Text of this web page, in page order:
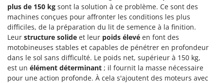
Robomow
Rossofuoco
Rover Pompe
Royal Food
Ryobi
plus de 150 kg sont la solution à ce problème. Ce sont des
machines conçues pour affronter les conditions les plus
difficiles, de la préparation du lit de semence à la finition.
Leur structure solide et leur poids élevé en font des
motobineuses stables et capables de pénétrer en profondeur
dans le sol sans difficulté. Le poids net, supérieur à 150 kg,
est un élément déterminant ; il fournit la masse nécessaire
pour une action profonde. À cela s'ajoutent des moteurs avec